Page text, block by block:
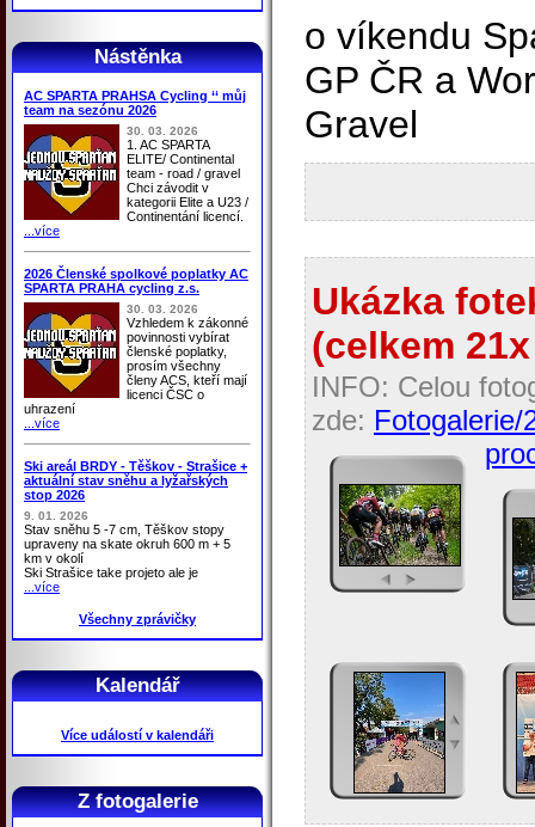
Nástěnka
AC SPARTA PRAHSA Cycling ‘‘ můj
team na sezónu 2026
30. 03. 2026
1. AC SPARTA
ELITE/ Continental
team - road / gravel
Chci závodit v
kategorii Elite a U23 /
Continentání licencí.
...více
2026 Členské spolkové poplatky AC
SPARTA PRAHA cycling z.s.
30. 03. 2026
Vzhledem k zákonné
povinnosti vybírat
členské poplatky,
prosím všechny
členy ACS, kteří mají
licenci ČSC o
uhrazení
...více
Ski areál BRDY - Těškov - Strašice +
aktuální stav sněhu a lyžařských
stop 2026
9. 01. 2026
Stav sněhu 5 -7 cm, Těškov stopy
upraveny na skate okruh 600 m + 5
km v okolí
Ski Strašice take projeto ale je
...více
Všechny zprávičky
Kalendář
Více událostí v kalendáři
Z fotogalerie
o víkendu
GP ČR a
Gravel
Ukázka
(celkem
INFO: Celou
zde: Fotogalerie/